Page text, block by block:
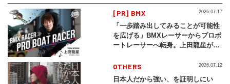
[PR] BMX
「一歩踏み出してみることが可能性
を広げる」BMXレーサーからプロボ
ートレーサーへ転身。上田龍星が体
2026.07.17
OTHERS
日本人だから強い、を証明しにい
2026.07.12